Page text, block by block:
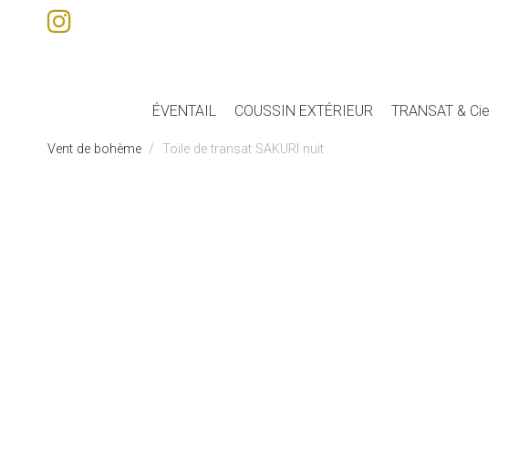
ÉVENTAIL COUSSIN EXTÉRIEUR TRANSAT & Cie
Vent de bohème Toile de transat SAKURI nuit